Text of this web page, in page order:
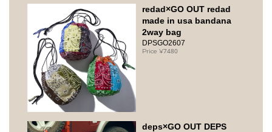
redad×GO OUT redad
made in usa bandana
2way bag
DPSGO2607
7480
deps×GO OUT DEPS